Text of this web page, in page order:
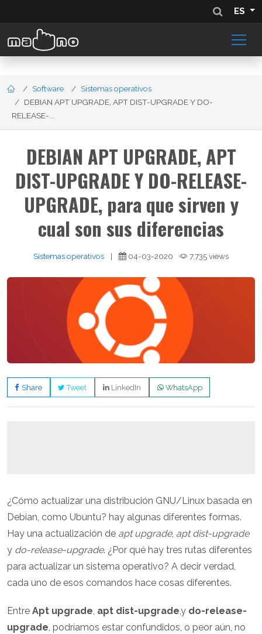
ES
Software
Sistemas operativos
DEBIAN APT UPGRADE, APT DIST-UPGRADE Y DO-
RELEASE-...
DEBIAN APT UPGRADE, APT
DIST-UPGRADE Y DO-RELEASE-
UPGRADE, para que sirven y
cual son sus diferencias
Sistemas operativos | 04-03-2020 7,735 views
Share Tweet LinkedIn WhatsApp
¿Cómo actualizar una distribución GNU/Linux basada en
Debian, como Ubuntu? hay algunas diferentes formas.
Hay una actualización de apt upgrade, apt dist-upgrade
y do-release-upgrade. ¿Por qué hay tres rutas diferentes
para actualizar un sistema operativo? A decir verdad,
cada uno de esos comandos hace cosas diferentes.
Entre Apt upgrade, apt dist-upgrade,y do-release-
upgrade, podríamos estar confundidos, o peor aún, no